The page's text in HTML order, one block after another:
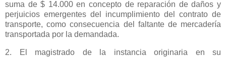
suma de $ 14.000 en concepto de reparación de daños y
perjuicios emergentes del incumplimiento del contrato de
transporte, como consecuencia del faltante de mercadería
transportada por la demandada.
2. El magistrado de la instancia originaria en su